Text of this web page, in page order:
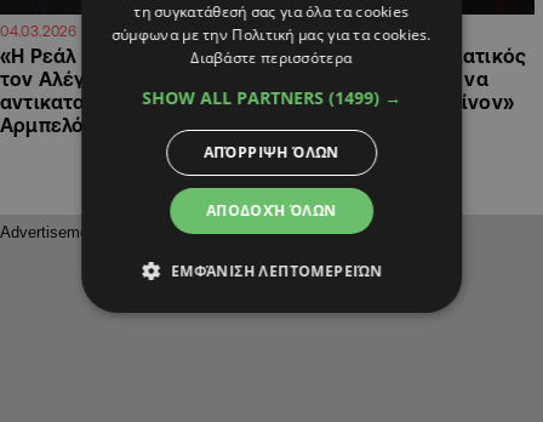
04.03.2026 12:26
«Η Ρεάλ Μαδρίτης θέλει
τον Αλέγκρι για
αντικαταστάτη του
Αρμπελόα»
14.02.2026 11:00
Αλέγκρι: «Εξωπραγματικός
παίκτης ο Μόντριτς, να
μαθαίνουμε από εκείνον»
τη συγκατάθεσή σας για όλα τα cookies
σύμφωνα με την Πολιτική μας για τα cookies.
Διαβάστε περισσότερα
SHOW ALL PARTNERS (1499) →
ΑΠΟΔΟΧΉ ΌΛΩΝ
ΑΠΌΡΡΙΨΗ ΌΛΩΝ
ΕΜΦΆΝΙΣΗ ΛΕΠΤΟΜΕΡΕΙΏΝ